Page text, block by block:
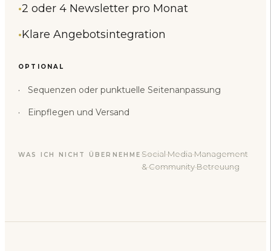
2 oder 4 Newsletter pro Monat
Klare Angebotsintegration
OPTIONAL
Sequenzen oder punktuelle Seitenanpassung
Einpflegen und Versand
WAS ICH NICHT ÜBERNEHME Social Media Management
& Community Betreuung